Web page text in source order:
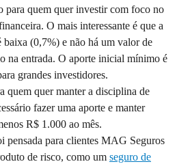
para quem quer investir com foco no
O mais interessante é que a
baixa (0,7%) e não há um valor de
na entrada. O aporte inicial mínimo é
grandes investidores.
quem quer manter a disciplina de
fazer uma aporte e manter
R$ 1.000 ao mês.
pensada para clientes MAG Seguros
de risco, como um seguro de